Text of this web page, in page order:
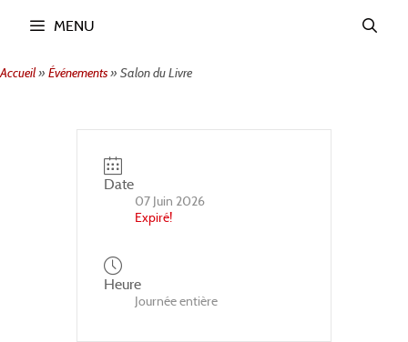
MENU
Accueil» Événements» Salon du Livre
Date
07 Juin 2026
Expiré!
Heure
Journée entière